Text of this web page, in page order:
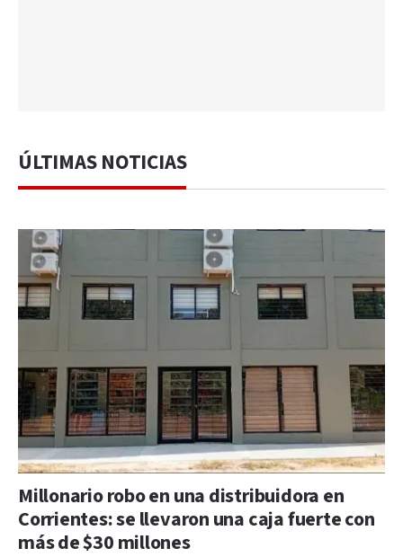
ÚLTIMAS NOTICIAS
Millonario robo en una distribuidora en
Corrientes: se llevaron una caja fuerte con
más de $30 millones